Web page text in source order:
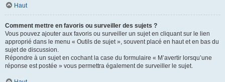
Haut
Comment mettre en favoris ou surveiller des sujets ?
Vous pouvez ajouter aux favoris ou surveiller un sujet en cliquant sur le lien
approprié dans le menu « Outils de sujet », souvent placé en haut et en bas du
sujet de discussion.
Répondre à un sujet en cochant la case du formulaire « M’avertir lorsqu’une
réponse est postée » vous permettra également de surveiller le sujet.